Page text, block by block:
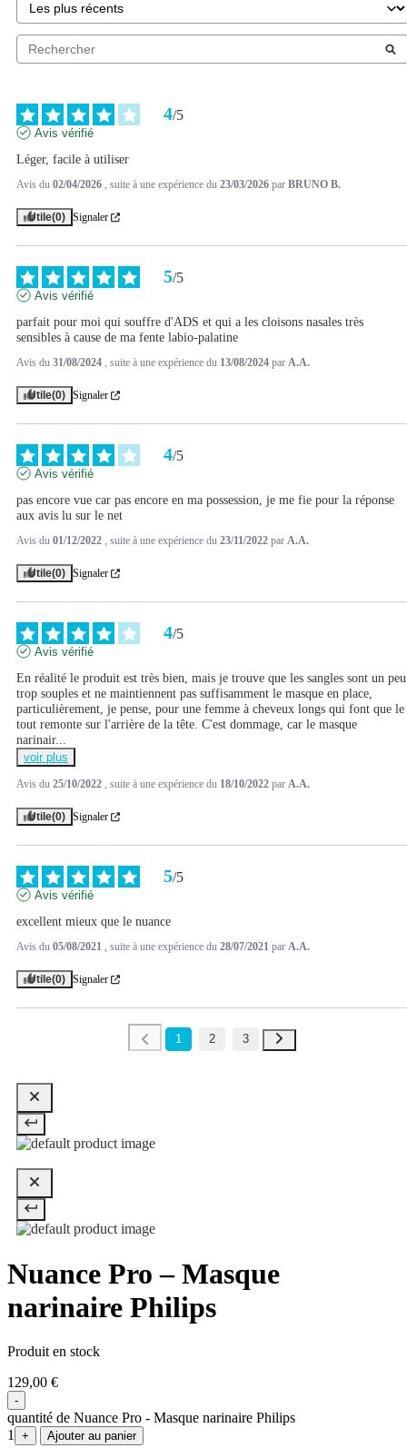
4/5
Avis vérifié
Léger, facile à utiliser
Avis du 02/04/2026 , suite à une expérience du 23/03/2026 par BRUNO B.
Utile(0) Signaler
5/5
Avis vérifié
parfait pour moi qui souffre d'ADS et qui a les cloisons nasales très
sensibles à cause de ma fente labio-palatine
Avis du 31/08/2024 , suite à une expérience du 13/08/2024 par A.A.
Utile(0) Signaler
4/5
Avis vérifié
pas encore vue car pas encore en ma possession, je me fie pour la réponse
aux avis lu sur le net
Avis du 01/12/2022 , suite à une expérience du 23/11/2022 par A.A.
Utile(0) Signaler
4/5
Avis vérifié
En réalité le produit est très bien, mais je trouve que les sangles sont un peu
trop souples et ne maintiennent pas suffisamment le masque en place,
particulièrement, je pense, pour une femme à cheveux longs qui font que le
tout remonte sur l'arrière de la tête. C'est dommage, car le masque
narinair...
voir plus
Avis du 25/10/2022 , suite à une expérience du 18/10/2022 par A.A.
Utile(0) Signaler
5/5
Avis vérifié
excellent mieux que le nuance
Avis du 05/08/2021 , suite à une expérience du 28/07/2021 par A.A.
Utile(0) Signaler
1 2 3
Nuance Pro – Masque
narinaire Philips
Produit en stock
129,00 €
-
quantité de Nuance Pro - Masque narinaire Philips
1
+ Ajouter au panier